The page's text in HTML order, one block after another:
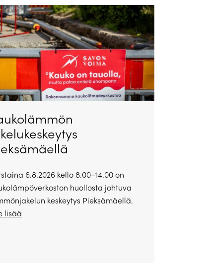
6.8.2026 kello 8.00–14.00 on
huollosta johtuva
keskeytys Pieksämäellä.
lisää